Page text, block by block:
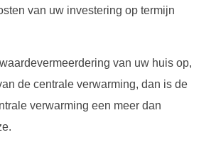
van uw investering op termijn
van uw huis op,
de centrale verwarming, dan is de
verwarming een meer dan